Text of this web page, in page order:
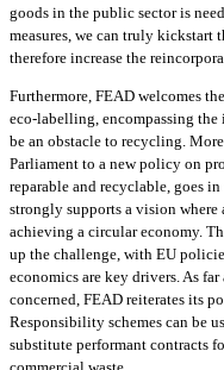
goods in the public sector is
measures, we can truly kickstart
therefore increase the
Furthermore, FEAD welcomes
eco-labelling, encompassing the
be an obstacle to recycling.
Parliament to a new policy on
reparable and recyclable, goes
strongly supports a vision where
achieving a circular economy.
up the challenge, with EU
economics are key drivers. As
concerned, FEAD reiterates its
Responsibility schemes can be
substitute performant contracts